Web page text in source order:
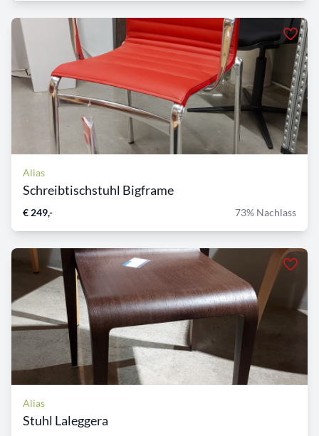
Alias
Schreibtischstuhl Bigframe
€ 249,- 73% Nachlass
Alias
Stuhl Laleggera